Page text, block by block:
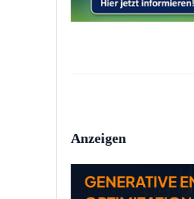
Anzeigen